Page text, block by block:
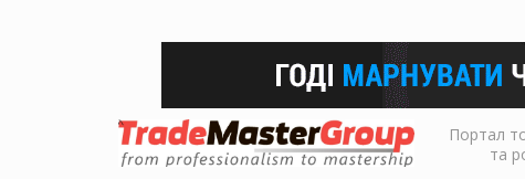
Портал
та